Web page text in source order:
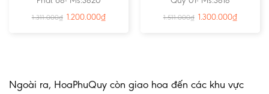
1.311.000₫ 1.200.000₫ 1.511.000₫ 1.300.000₫
Ngoài ra, HoaPhuQuy còn giao hoa đến các khu vực